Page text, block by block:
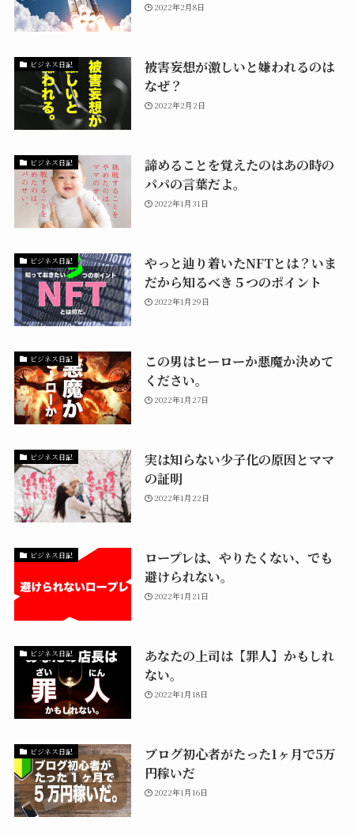
2022年2月8日
ビジネス日記
被害妄想が激しいと嫌われるのは
なぜ？
2022年2月2日
ビジネス日記
諦めることを覚えたのはあの時の
パパの言葉だよ。
2022年1月31日
ビジネス日記
やっと辿り着いたNFTとは？いま
だから知るべき５つのポイント
2022年1月29日
ビジネス日記
この男はヒーローか悪魔か決めて
ください。
2022年1月27日
ビジネス日記
実は知らない少子化の原因とママ
の証明
2022年1月22日
ビジネス日記
ロープレは、やりたくない、でも
避けられない。
2022年1月21日
ビジネス日記
あなたの上司は【罪人】かもしれ
ない。
2022年1月18日
ビジネス日記
ブログ初心者がたった1ヶ月で5万
円稼いだ
2022年1月16日